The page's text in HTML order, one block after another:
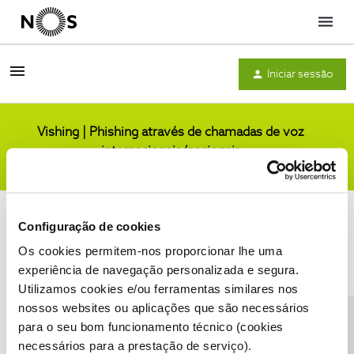
Configuração de cookies
Os cookies permitem-nos proporcionar lhe uma
experiência de navegação personalizada e segura.
Utilizamos cookies e/ou ferramentas similares nos
nossos websites ou aplicações que são necessários
para o seu bom funcionamento técnico (cookies
necessários para a prestação de serviço).
Menu
Iniciar sessão
Vishing | Phishing através de chamadas de voz
internacionais/nacionais
Condições do Fórum NOS Accessibility statement